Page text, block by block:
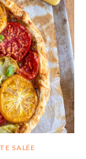
SALÉE